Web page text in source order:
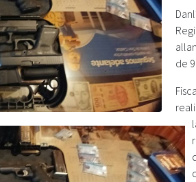
de